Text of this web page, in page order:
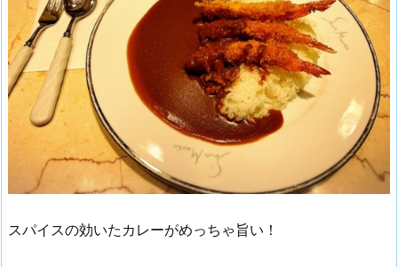
スパイスの効いたカレーがめっちゃ旨い！